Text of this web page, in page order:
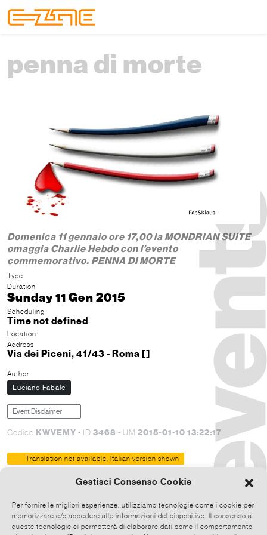
Gestisci Consenso Cookie
Per fornire le migliori esperienze, utilizziamo tecnologie come i cookie per
memorizzare e/o accedere alle informazioni del dispositivo. Il consenso a
queste tecnologie ci permetterà di elaborare dati come il comportamento
penna di morte
Domenica 11 gennaio ore 17,00 la MONDRIAN SUITE
omaggia Charlie Hebdo con l’evento
commemorativo. PENNA DI MORTE
Type
Duration
Sunday 11 Gen 2015
Scheduling
Time not defined
Location
Address
Via dei Piceni, 41/43 - Roma []
Author
Luciano Fabale
Event Disclaimer
Codice KWVEMY - ID 3468 - UM 2015-01-10 13:22:17
Translation not available, Italian version shown
Domenica 11 gennaio ore 17,00 la MONDRIAN SUITE
PENNA DI MORTE non è la pena capitale ma la PENNA e il
PENSIERO che possono uccidere il TERRORE per reagire
con sdegno a chi ha attentato duramente in queste ore alla